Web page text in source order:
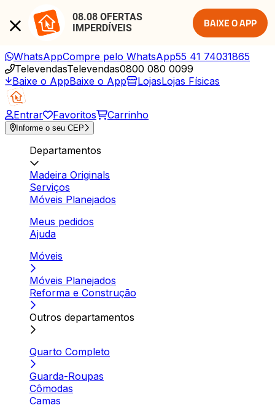
08.08 OFERTAS
IMPERDÍVEIS
BAIXE O APP
WhatsAppCompre pelo WhatsApp55 41 74031865
TelevendasTelevendas0800 080 0099
Baixe o AppBaixe o App LojasLojas Físicas
Entrar Favoritos Carrinho
Informe o seu CEP
Departamentos
Madeira Originals
Serviços
Móveis Planejados
Meus pedidos
Ajuda
Móveis
Móveis Planejados
Reforma e Construção
Outros departamentos
Quarto Completo
Guarda-Roupas
Cômodas
Camas